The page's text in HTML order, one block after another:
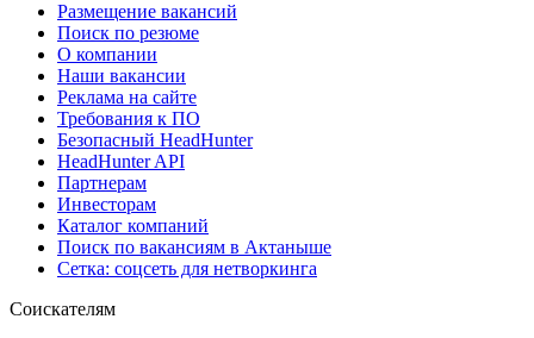
Размещение вакансий
Поиск по резюме
О компании
Наши вакансии
Реклама на сайте
Требования к ПО
Безопасный HeadHunter
HeadHunter API
Партнерам
Инвесторам
Каталог компаний
Поиск по вакансиям в Актаныше
Сетка: соцсеть для нетворкинга
Соискателям